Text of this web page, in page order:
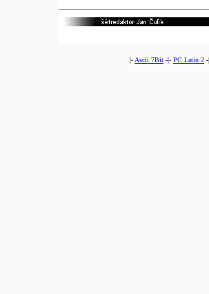
|- Ascii 7Bit -|- PC Latin 2